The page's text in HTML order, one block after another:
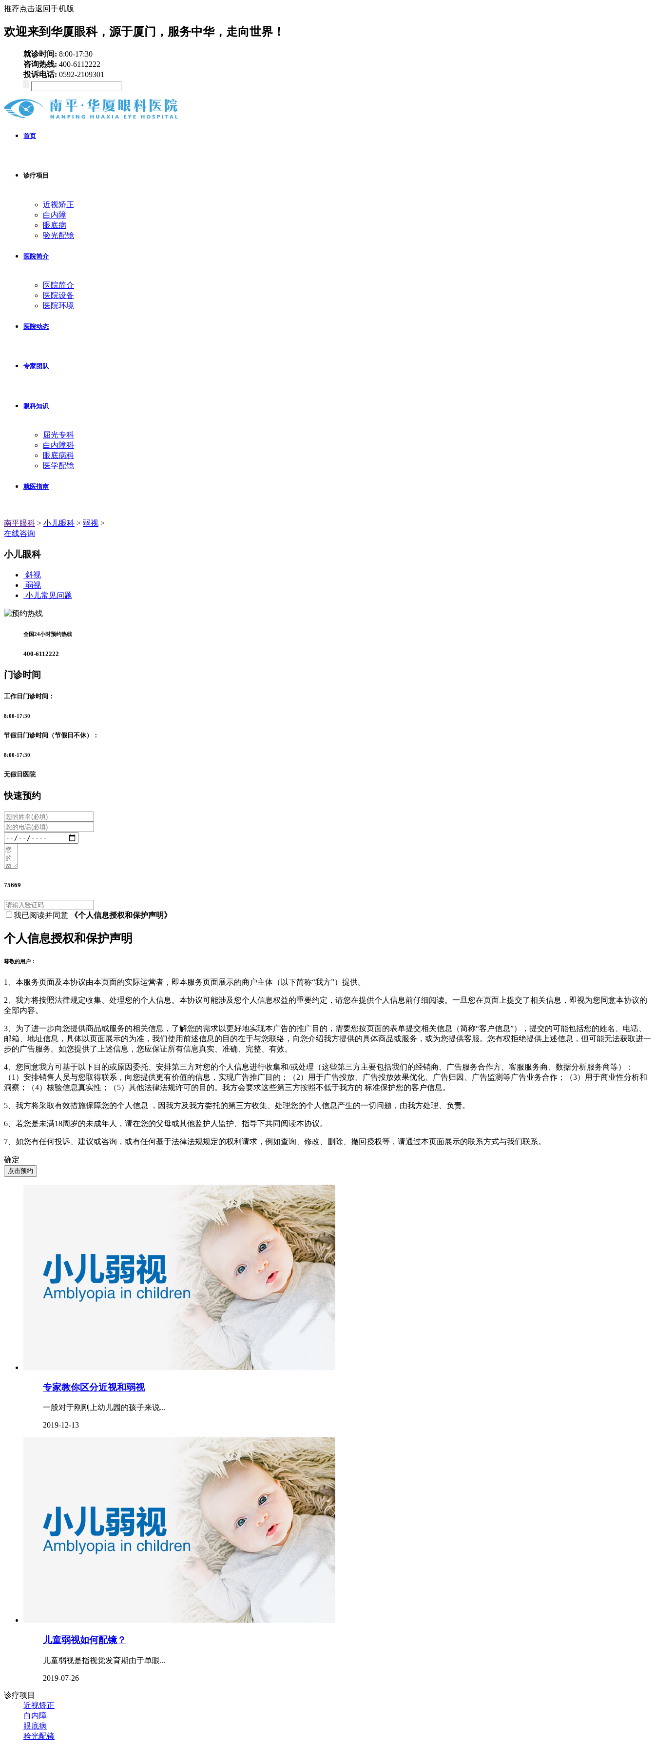
推荐点击返回手机版
欢迎来到华厦眼科，源于厦门，服务中华，走向世界！
就诊时间: 8:00-17:30
咨询热线: 400-6112222
投诉电话: 0592-2109301
首页
诊疗项目
近视矫正
白内障
眼底病
验光配镜
医院简介
医院简介
医院设备
医院环境
医院动态
专家团队
眼科知识
屈光专科
白内障科
眼底病科
医学配镜
就医指南
南平眼科 > 小儿眼科 > 弱视 >
在线咨询
小儿眼科
斜视
弱视
小儿常见问题
全国24小时预约热线
400-6112222
门诊时间
工作日门诊时间：
8:00-17:30
节假日门诊时间（节假日不休）：
8:00-17:30
无假日医院
快速预约
75669
我已阅读并同意 《个人信息授权和保护声明》
个人信息授权和保护声明
尊敬的用户：
1、本服务页面及本协议由本页面的实际运营者，即本服务页面展示的商户主体（以下简称“我方”）提供。
2、我方将按照法律规定收集、处理您的个人信息。本协议可能涉及您个人信息权益的重要约定，请您在提供个人信息前仔细阅读。一旦您在页面上提交了相关信息，即视为您同意本协议的
全部内容。
3、为了进一步向您提供商品或服务的相关信息，了解您的需求以更好地实现本广告的推广目的，需要您按页面的表单提交相关信息（简称“客户信息”），提交的可能包括您的姓名、电话、
邮箱、地址信息，具体以页面展示的为准，我们使用前述信息的目的在于与您联络，向您介绍我方提供的具体商品或服务，或为您提供客服。您有权拒绝提供上述信息，但可能无法获取进一
步的广告服务。如您提供了上述信息，您应保证所有信息真实、准确、完整、有效。
4、您同意我方可基于以下目的或原因委托、安排第三方对您的个人信息进行收集和/或处理（这些第三方主要包括我们的经销商、广告服务合作方、客服服务商、数据分析服务商等）：
（1）安排销售人员与您取得联系，向您提供更有价值的信息，实现广告推广目的；（2）用于广告投放、广告投放效果优化、广告归因、广告监测等广告业务合作；（3）用于商业性分析和
洞察；（4）核验信息真实性；（5）其他法律法规许可的目的。我方会要求这些第三方按照不低于我方的 标准保护您的客户信息。
5、我方将采取有效措施保障您的个人信息 ，因我方及我方委托的第三方收集、处理您的个人信息产生的一切问题，由我方处理、负责。
6、若您是未满18周岁的未成年人，请在您的父母或其他监护人监护、指导下共同阅读本协议。
7、如您有任何投诉、建议或咨询，或有任何基于法律法规规定的权利请求，例如查询、修改、删除、撤回授权等，请通过本页面展示的联系方式与我们联系。
确定
点击预约
专家教你区分近视和弱视
一般对于刚刚上幼儿园的孩子来说...
2019-12-13
儿童弱视如何配镜？
儿童弱视是指视觉发育期由于单眼...
2019-07-26
诊疗项目
近视矫正
白内障
眼底病
验光配镜